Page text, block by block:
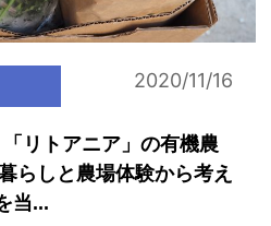
2020/11/16
リトアニア」の有機農
らしと農場体験から考え
当...